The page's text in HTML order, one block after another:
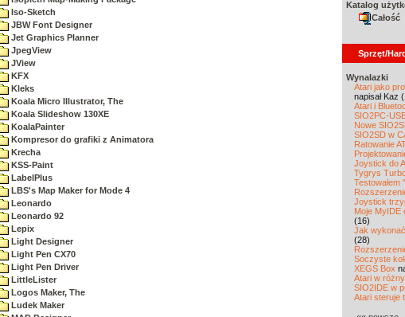
Iso-Sketch
JBW Font Designer
Jet Graphics Planner
JpegView
JView
KFX
Kleks
Koala Micro Illustrator, The
Koala Slideshow 130XE
KoalaPainter
Kompresor do grafiki z Animatora
Krecha
KSS-Paint
LabelPlus
LBS's Map Maker for Mode 4
Leonardo
Leonardo 92
Lepix
Light Designer
Light Pen CX70
Light Pen Driver
LittleLister
Logos Maker, The
Ludek Maker
Katalog
Całość
Sprzęt/
Wynalazki
Atari jako
napisał Kaz
Atari i
SIO2PC-
Nowe
SIO2SD w
Ratowanie
Joystick do
Tygrys
Testowałem
Joystick
Moje MyIDE
(16)
Jak
(28)
Soczyste
XEGS Box
Atari w
SIO2IDE w
Atari steruje